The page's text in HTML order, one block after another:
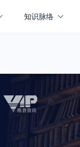
知识脉络